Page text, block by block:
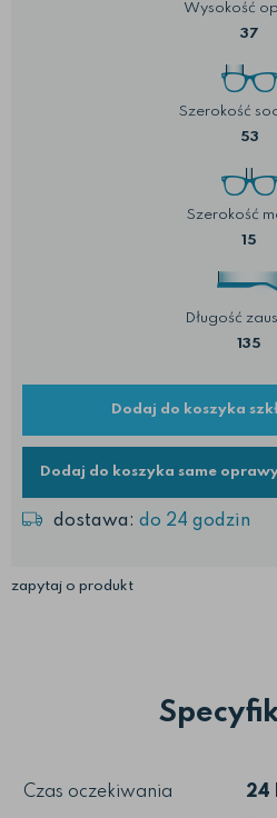
Wysokość
37
Szerokość
53
Szerokość
15
Długość
135
Dodaj do koszyka
Dodaj do koszyka same
dostawa: do 24 godzin
zapytaj o produkt
Czas oczekiwania 24